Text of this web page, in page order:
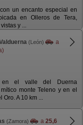
un encanto especial en
en Olleros de Tera,
y ...
(León)
a
el valle del Duerna
monte Teleno y en el
A 10 km ...
(Zamora) a 25,6